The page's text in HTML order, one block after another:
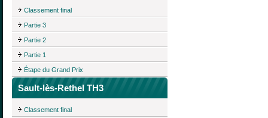
Classement final
Partie 3
Partie 2
Partie 1
Étape du Grand Prix
Sault-lès-Rethel TH3
Classement final